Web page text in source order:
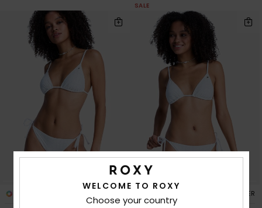
SALE
RECYCLED FIBER
WELCOME TO ROXY
Choose your country